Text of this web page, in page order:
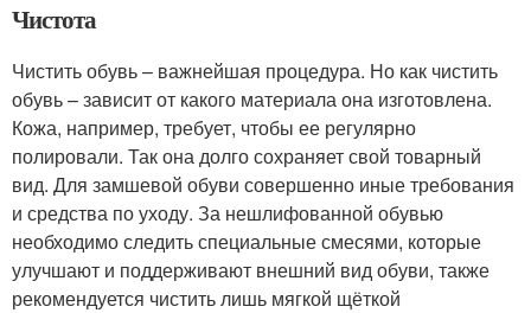
Чистота
Чистить обувь – важнейшая процедура. Но как чистить
обувь – зависит от какого материала она изготовлена.
Кожа, например, требует, чтобы ее регулярно
полировали. Так она долго сохраняет свой товарный
вид. Для замшевой обуви совершенно иные требования
и средства по уходу. За нешлифованной обувью
необходимо следить специальные смесями, которые
улучшают и поддерживают внешний вид обуви, также
рекомендуется чистить лишь мягкой щёткой